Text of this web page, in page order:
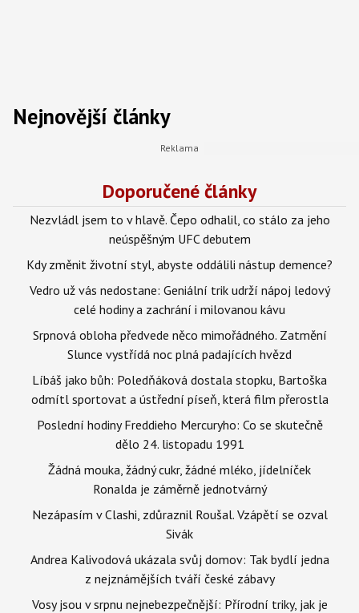
Nejnovější články
Doporučené články
Nezvládl jsem to v hlavě. Čepo odhalil, co stálo za jeho
neúspěšným UFC debutem
Kdy změnit životní styl, abyste oddálili nástup demence?
Vedro už vás nedostane: Geniální trik udrží nápoj ledový
celé hodiny a zachrání i milovanou kávu
Srpnová obloha předvede něco mimořádného. Zatmění
Slunce vystřídá noc plná padajících hvězd
Líbáš jako bůh: Poledňáková dostala stopku, Bartoška
odmítl sportovat a ústřední píseň, která film přerostla
Poslední hodiny Freddieho Mercuryho: Co se skutečně
dělo 24. listopadu 1991
Žádná mouka, žádný cukr, žádné mléko, jídelníček
Ronalda je záměrně jednotvárný
Nezápasím v Clashi, zdůraznil Roušal. Vzápětí se ozval
Sivák
Andrea Kalivodová ukázala svůj domov: Tak bydlí jedna
z nejznámějších tváří české zábavy
Vosy jsou v srpnu nejnebezpečnější: Přírodní triky, jak je